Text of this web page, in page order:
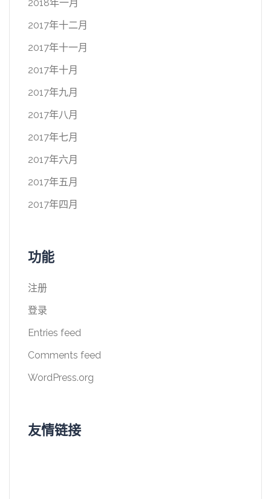
2018年一月
2017年十二月
2017年十一月
2017年十月
2017年九月
2017年八月
2017年七月
2017年六月
2017年五月
2017年四月
功能
注册
登录
Entries feed
Comments feed
WordPress.org
友情链接